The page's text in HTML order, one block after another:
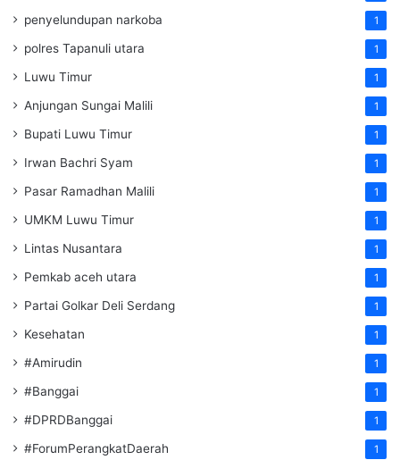
penyelundupan narkoba 1
polres Tapanuli utara 1
Luwu Timur 1
Anjungan Sungai Malili 1
Bupati Luwu Timur 1
Irwan Bachri Syam 1
Pasar Ramadhan Malili 1
UMKM Luwu Timur 1
Lintas Nusantara 1
Pemkab aceh utara 1
Partai Golkar Deli Serdang 1
Kesehatan 1
#Amirudin 1
#Banggai 1
#DPRDBanggai 1
#ForumPerangkatDaerah 1